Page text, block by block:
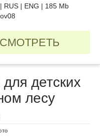
RUS | ENG | 185 Mb
детских
лесу